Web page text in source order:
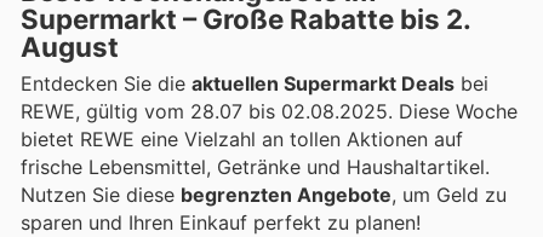
Supermarkt – Große Rabatte bis 2.
August
Entdecken Sie die aktuellen Supermarkt Deals bei
REWE, gültig vom 28.07 bis 02.08.2025. Diese Woche
bietet REWE eine Vielzahl an tollen Aktionen auf
frische Lebensmittel, Getränke und Haushaltartikel.
Nutzen Sie diese begrenzten Angebote, um Geld zu
sparen und Ihren Einkauf perfekt zu planen!